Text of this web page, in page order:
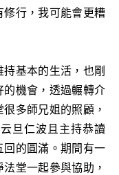
修行，我可能會更糟
基本的生活，也剛
的機會，透過輾轉介
多師兄姐的照顧，
旦仁波且主持恭讀
回的圓滿。期間有一
堂一起參與協助，